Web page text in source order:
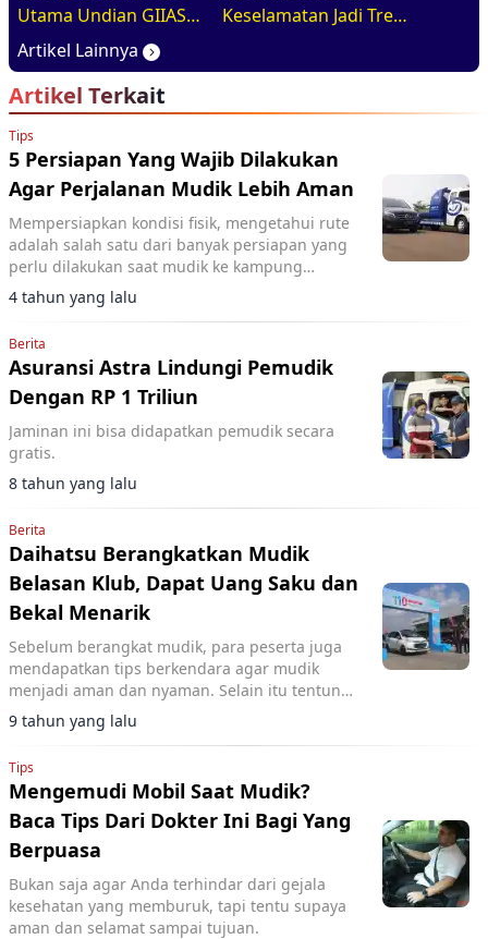
Utama Undian GIIAS
2026, Basisnya Varian
Terlaris
Keselamatan Jadi Tren
Artikel Lainnya
Artikel Terkait
Tips
5 Persiapan Yang Wajib Dilakukan
Agar Perjalanan Mudik Lebih Aman
Mempersiapkan kondisi fisik, mengetahui rute
adalah salah satu dari banyak persiapan yang
perlu dilakukan saat mudik ke kampung
halaman.
4 tahun yang lalu
Berita
Asuransi Astra Lindungi Pemudik
Dengan RP 1 Triliun
Jaminan ini bisa didapatkan pemudik secara
gratis.
8 tahun yang lalu
Berita
Daihatsu Berangkatkan Mudik
Belasan Klub, Dapat Uang Saku dan
Bekal Menarik
Sebelum berangkat mudik, para peserta juga
mendapatkan tips berkendara agar mudik
menjadi aman dan nyaman. Selain itu tentunya
dapat uang saku dari Daihatsu.
9 tahun yang lalu
Tips
Mengemudi Mobil Saat Mudik?
Baca Tips Dari Dokter Ini Bagi Yang
Berpuasa
Bukan saja agar Anda terhindar dari gejala
kesehatan yang memburuk, tapi tentu supaya
aman dan selamat sampai tujuan.